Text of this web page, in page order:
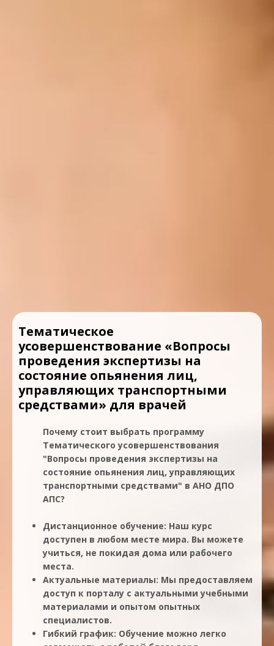
Тематическое
усовершенствование «Вопросы
проведения экспертизы на
состояние опьянения лиц,
управляющих транспортными
средствами» для врачей
Почему стоит выбрать программу
Тематического усовершенствования
"Вопросы проведения экспертизы на
состояние опьянения лиц, управляющих
транспортными средствами" в АНО ДПО
АПС?
Дистанционное обучение: Наш курс
доступен в любом месте мира. Вы можете
учиться, не покидая дома или рабочего
места.
Актуальные материалы: Мы предоставляем
доступ к порталу с актуальными учебными
материалами и опытом опытных
специалистов.
Гибкий график: Обучение можно легко